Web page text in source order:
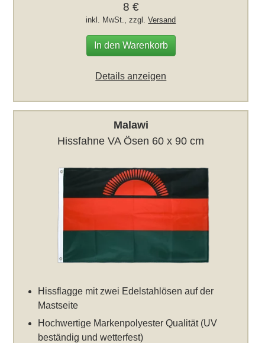
8 €
inkl. MwSt., zzgl.Versand
In den Warenkorb
Details anzeigen
Malawi
Hissfahne VA Ösen 60 x 90 cm
Hissflagge mit zwei Edelstahlösen auf der
Mastseite
Hochwertige Markenpolyester Qualität (UV
beständig und wetterfest)